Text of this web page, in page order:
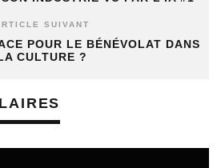
SUIVANT
POUR LE BÉNÉVOLAT DANS
CULTURE ?